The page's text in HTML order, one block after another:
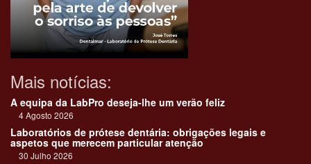
Mais notícias:
A equipa da LabPro deseja-lhe um verão feliz
4 Agosto 2026
Laboratórios de prótese dentária: obrigações legais e
aspetos que merecem particular atenção
30 Julho 2026